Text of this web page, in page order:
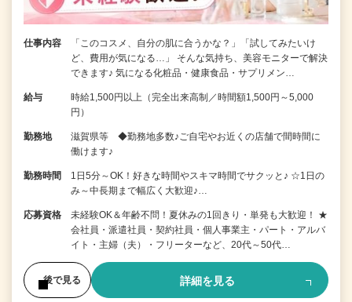
仕事内容
「このコスメ、自分の肌に合うかな？」「試してみたいけ
ど、費用が気になる…」 そんな気持ち、美容モニターで解決
できます♪ 気になる化粧品・健康食品・サプリメン…
給与
時給1,500円以上（完全出来高制／時間額1,500円～5,000
円）
勤務地
滋賀県等 ◆勤務地多数♪ご自宅やお近くの店舗で間時間に
働けます♪
勤務時間
1日5分～OK！好きな時間やスキマ時間でサクッと♪ ☆1日の
み～中長期まで幅広く大歓迎♪…
応募資格
未経験OK＆年齢不問！夏休みの1回きり・単発も大歓迎！ ★
会社員・派遣社員・契約社員・個人事業主・パート・アルバ
イト・主婦（夫）・フリーターなど、20代～50代…
後で見る 詳細を見る